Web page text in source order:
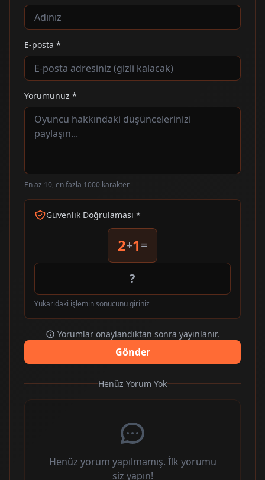
E-posta *
Yorumunuz *
En az 10, en fazla 1000 karakter
Güvenlik Doğrulaması *
2+1=
Yukarıdaki işlemin sonucunu giriniz
Yorumlar onaylandıktan sonra yayınlanır.
Gönder
Henüz Yorum Yok
Henüz yorum yapılmamış. İlk yorumu
siz yapın!